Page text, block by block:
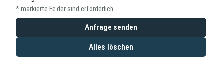
* markierte Felder sind erforderlich
Alles löschen
Anfrage senden